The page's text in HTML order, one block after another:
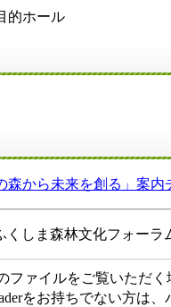
ホール
から未来を創る」案内
くしま森林文化フォーラ
ファイルをご覧いただく
をお持ちでない方は